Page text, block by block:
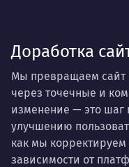
Доработка
Мы превращаем сайт
через точечные и
изменение — это шаг
улучшению
как мы
зависимости от